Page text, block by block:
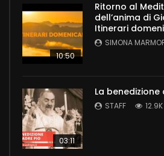
10:50
Ritorno al
dell’anima di
Itinerari
SIMONA
03:11
La benedizione
STAFF 12.9K